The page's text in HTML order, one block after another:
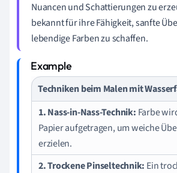
Nuancen und Schattierungen zu
bekannt für ihre Fähigkeit, sanfte
lebendige Farben zu schaffen.
Techniken beim Malen mit
1. Nass-in-Nass-Technik: Farbe
Papier aufgetragen, um weiche
erzielen.
2. Trockene Pinseltechnik: Ein